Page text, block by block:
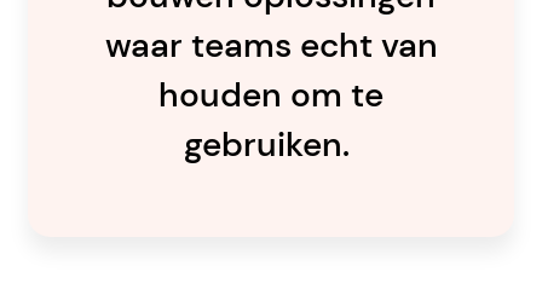
waar teams echt van
houden om te
gebruiken.